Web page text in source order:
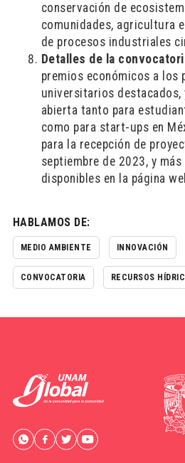
conservación de
comunidades, agricultura
de procesos industriales
Detalles de la
premios económicos a los
universitarios
abierta tanto para
como para start-ups en
para la recepción de
septiembre de 2023, y
disponibles en la página
HABLAMOS DE:
MEDIO AMBIENTE INNOVACIÓN
CONVOCATORIA RECURSOS